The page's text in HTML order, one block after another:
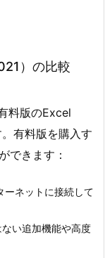
）の比較
料版のExcel
有料版を購入す
できます：
ーネットに接続して
い追加機能や高度